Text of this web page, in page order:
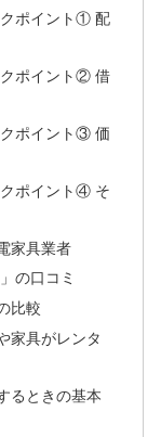
ポイント① 配
ポイント② 借
ポイント③ 価
ポイント④ そ
家具業者
の口コミ
比較
家具がレンタ
るときの基本